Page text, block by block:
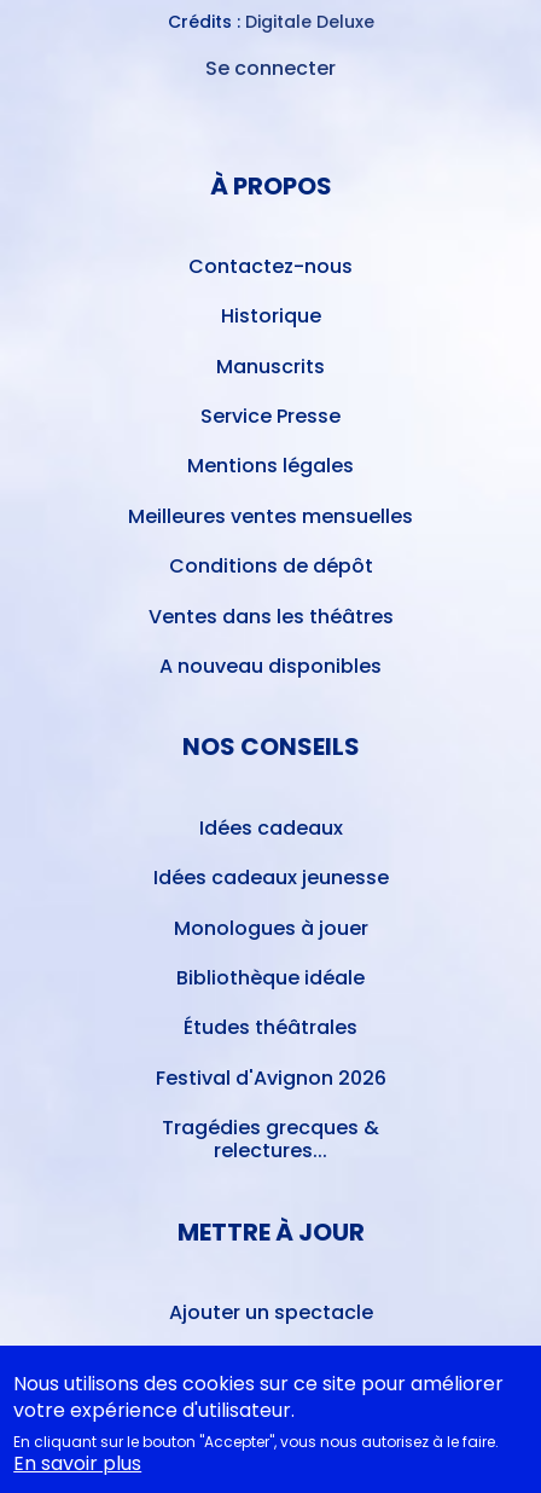
Crédits : Digitale Deluxe
Se connecter
À PROPOS
Contactez-nous
Historique
Manuscrits
Service Presse
Mentions légales
Meilleures ventes mensuelles
Conditions de dépôt
Ventes dans les théâtres
A nouveau disponibles
NOS CONSEILS
Idées cadeaux
Idées cadeaux jeunesse
Monologues à jouer
Bibliothèque idéale
Études théâtrales
Festival d'Avignon 2026
Tragédies grecques &
relectures...
METTRE À JOUR
Ajouter un spectacle
La lettre des artistes à
Emmanuel Macron
Nous utilisons des cookies sur ce site pour améliorer
votre expérience d'utilisateur.
En cliquant sur le bouton "Accepter", vous nous autorisez à le faire.
En savoir plus